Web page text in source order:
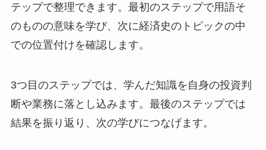
テップで整理できます。最初のステップで用語そ
のものの意味を学び、次に経済史のトピックの中
での位置付けを確認します。
3つ目のステップでは、学んだ知識を自身の投資判
断や業務に落とし込みます。最後のステップでは
結果を振り返り、次の学びにつなげます。